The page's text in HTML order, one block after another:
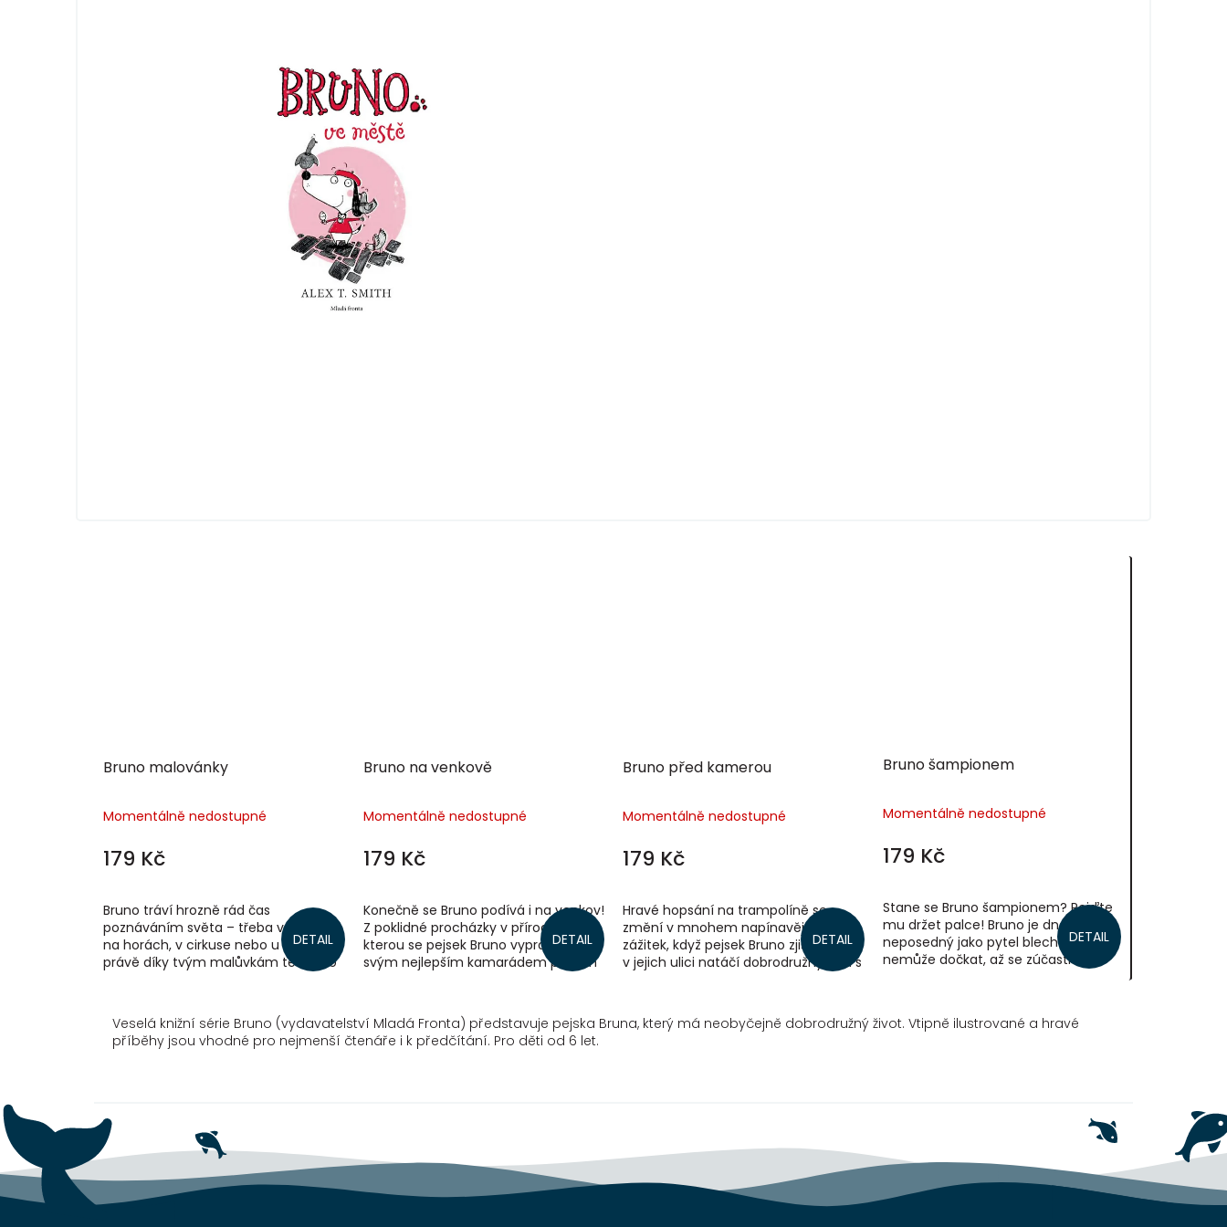
Bruno malovánky
Momentálně nedostupné
179 Kč
DETAIL
Bruno tráví hrozně rád čas
poznáváním světa – třeba ve městě,
na horách, v cirkuse nebo u moře. A
právě díky tvým malůvkám teď jeho
Bruno na venkově
Momentálně nedostupné
179 Kč
DETAIL
Konečně se Bruno podívá i na venkov!
Z poklidné procházky v přírodě, na
kterou se pejsek Bruno vypraví se
svým nejlepším kamarádem panem
Bruno před kamerou
Momentálně nedostupné
179 Kč
DETAIL
Hravé hopsání na trampolíně se
změní v mnohem napínavější
zážitek, když pejsek Bruno zjistí, že se
v jejich ulici natáčí dobrodružný film s
Bruno šampionem
Momentálně nedostupné
179 Kč
DETAIL
Stane se Bruno šampionem? Pojďte
mu držet palce! Bruno je dnes
neposedný jako pytel blech! Už se
nemůže dočkat, až se zúčastní
Veselá knižní série Bruno (vydavatelství Mladá Fronta) představuje pejska Bruna, který má neobyčejně dobrodružný život. Vtipně ilustrované a hravé
příběhy jsou vhodné pro nejmenší čtenáře i k předčítání. Pro děti od 6 let.